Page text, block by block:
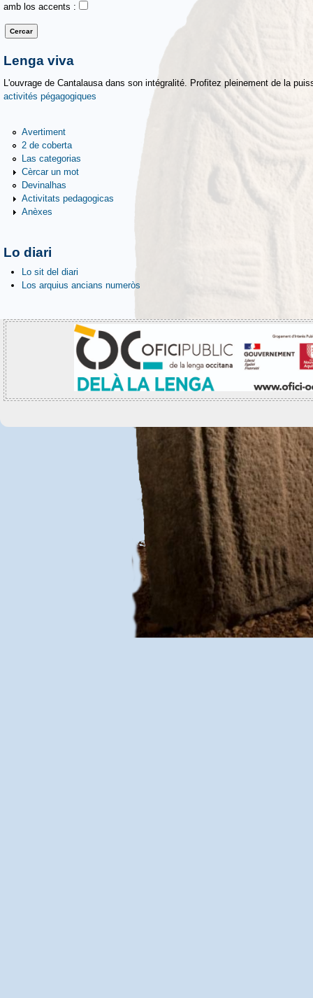
amb los accents :
Lenga viva
L'ouvrage de Cantalausa dans son intégralité. Profitez pleinement de la
activités pégagogiques
Avertiment
2 de coberta
Las categorias
Cèrcar un mot
Devinalhas
Activitats pedagogicas
Anèxes
Lo diari
Lo sit del diari
Los arquius ancians numeròs